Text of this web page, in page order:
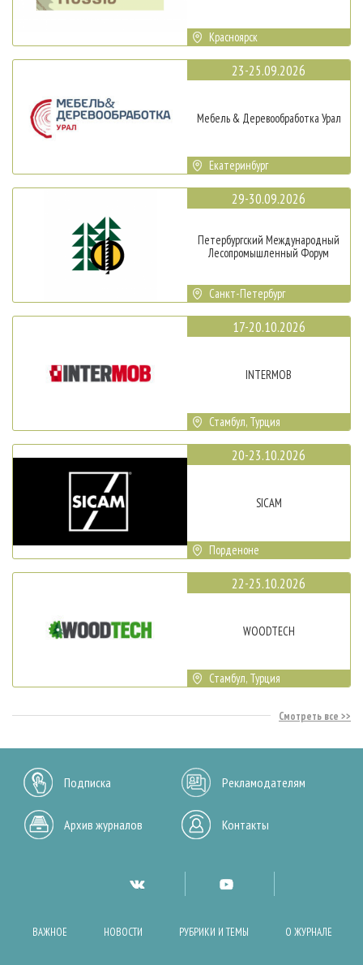
Красноярск
23-25.09.2026
Мебель & Деревообработка Урал
Екатеринбург
29-30.09.2026
Петербургский Международный
Лесопромышленный Форум
Санкт-Петербург
17-20.10.2026
INTERMOB
Стамбул, Турция
20-23.10.2026
SICAM
Порденоне
22-25.10.2026
WOODTECH
Стамбул, Турция
Смотреть все
Подписка Рекламодателям
Архив журналов Контакты
ВАЖНОЕ НОВОСТИ РУБРИКИ И ТЕМЫ О ЖУРНАЛЕ